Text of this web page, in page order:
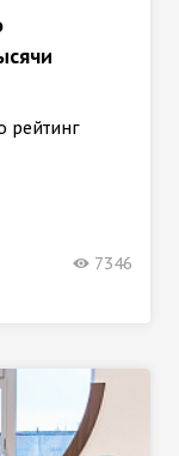
рейтинг
7346